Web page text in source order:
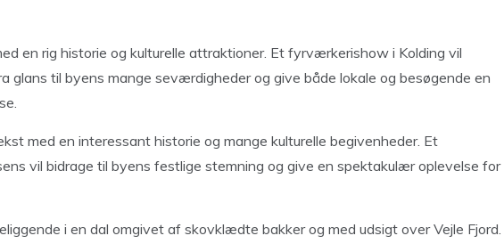
en rig historie og kulturelle attraktioner. Et fyrværkerishow i Kolding vil
glans til byens mange seværdigheder og give både lokale og besøgende en
med en interessant historie og mange kulturelle begivenheder. Et
vil bidrage til byens festlige stemning og give en spektakulær oplevelse for
i en dal omgivet af skovklædte bakker og med udsigt over Vejle Fjord.